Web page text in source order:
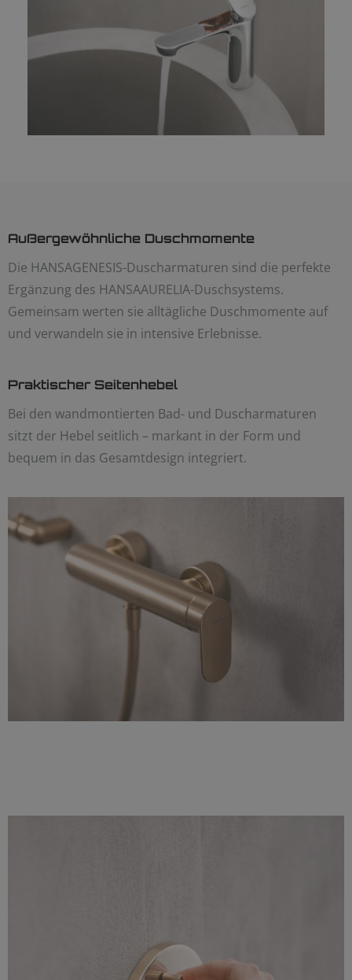
Außergewöhnliche Duschmomente
Die HANSAGENESIS-Duscharmaturen sind die perfekte
Ergänzung des HANSAAURELIA-Duschsystems.
Gemeinsam werten sie alltägliche Duschmomente auf
und verwandeln sie in intensive Erlebnisse.
Praktischer Seitenhebel
Bei den wandmontierten Bad- und Duscharmaturen
sitzt der Hebel seitlich – markant in der Form und
bequem in das Gesamtdesign integriert.